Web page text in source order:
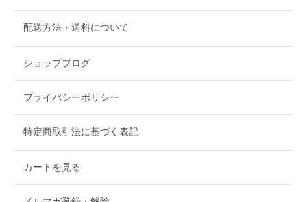
配送方法・送料について
ショップブログ
プライバシーポリシー
特定商取引法に基づく表記
カートを見る